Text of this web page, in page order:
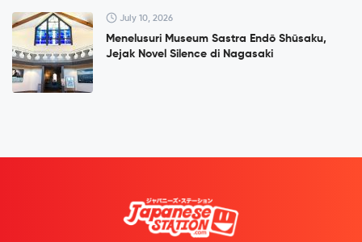
July 10, 2026
Menelusuri Museum Sastra Endō Shūsaku,
Jejak Novel Silence di Nagasaki